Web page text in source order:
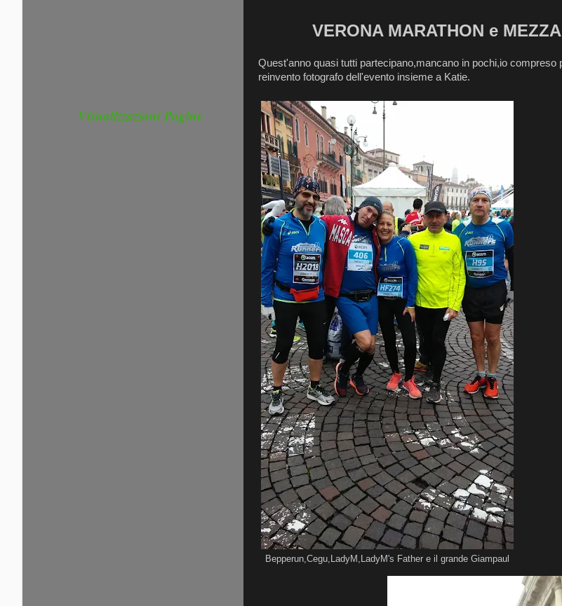
VERONA MARATHON e MEZZA
Quest'anno quasi tutti partecipano,mancano in pochi,io compreso
reinvento fotografo dell'evento insieme a Katie.
Bepperun,Cegu,LadyM,LadyM's Father e il grande Giampaul
Visualizzazioni Pagine